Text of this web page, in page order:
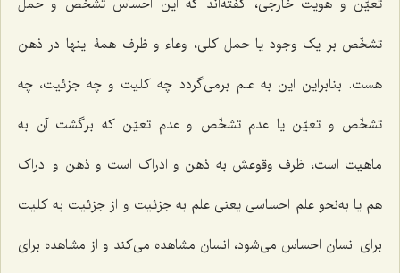
تشخّص بر یک وجود یا حمل کلی، وعاء و ظرف همۀ اینها در ذهن
هست. بنابراین این به علم برمی‌گردد چه کلیت و چه جزئیت، چه
تشخّص و تعیّن یا عدم تشخّص و عدم تعیّن که برگشت آن به
ماهیت است، ظرف وقوعش به ذهن و ادراک است و ذهن و ادراک
هم یا به‌نحو علم احساسی یعنی علم به جزئیت و از جزئیت به کلیت
برای انسان احساس می‌شود، انسان مشاهده می‌کند و از مشاهده برای